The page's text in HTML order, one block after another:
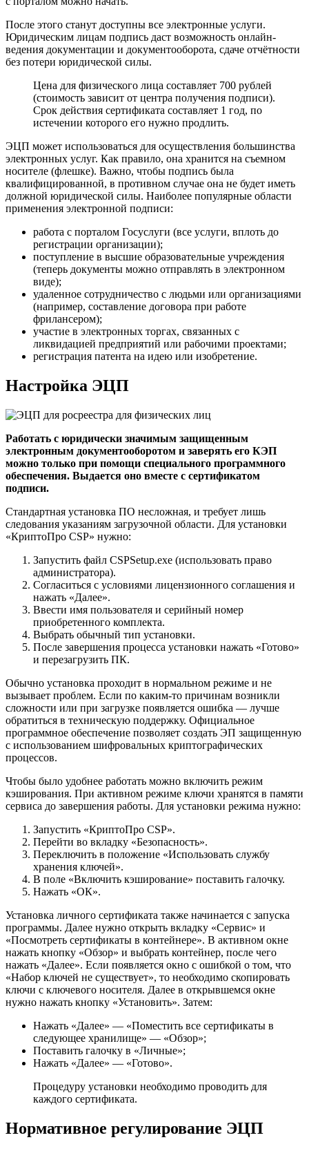
После этого станут доступны все электронные услуги.
Юридическим лицам подпись даст возможность онлайн-
ведения документации и документооборота, сдаче отчётности
без потери юридической силы.
Цена для физического лица составляет 700 рублей
(стоимость зависит от центра получения подписи).
Срок действия сертификата составляет 1 год, по
истечении которого его нужно продлить.
ЭЦП может использоваться для осуществления большинства
электронных услуг. Как правило, она хранится на съемном
носителе (флешке). Важно, чтобы подпись была
квалифицированной, в противном случае она не будет иметь
должной юридической силы. Наиболее популярные области
применения электронной подписи:
работа с порталом Госуслуги (все услуги, вплоть до
регистрации организации);
поступление в высшие образовательные учреждения
(теперь документы можно отправлять в электронном
виде);
удаленное сотрудничество с людьми или организациями
(например, составление договора при работе
фрилансером);
участие в электронных торгах, связанных с
ликвидацией предприятий или рабочими проектами;
регистрация патента на идею или изобретение.
Настройка ЭЦП
Работать с юридически значимым защищенным
электронным документооборотом и заверять его КЭП
можно только при помощи специального программного
обеспечения. Выдается оно вместе с сертификатом
подписи.
Стандартная установка ПО несложная, и требует лишь
следования указаниям загрузочной области. Для установки
«КриптоПро CSP» нужно:
Запустить файл CSPSetup.exe (использовать право
администратора).
Согласиться с условиями лицензионного соглашения и
нажать «Далее».
Ввести имя пользователя и серийный номер
приобретенного комплекта.
Выбрать обычный тип установки.
После завершения процесса установки нажать «Готово»
и перезагрузить ПК.
Обычно установка проходит в нормальном режиме и не
вызывает проблем. Если по каким-то причинам возникли
сложности или при загрузке появляется ошибка — лучше
обратиться в техническую поддержку. Официальное
программное обеспечение позволяет создать ЭП защищенную
с использованием шифровальных криптографических
процессов.
Чтобы было удобнее работать можно включить режим
кэширования. При активном режиме ключи хранятся в памяти
сервиса до завершения работы. Для установки режима нужно:
Запустить «КриптоПро CSP».
Перейти во вкладку «Безопасность».
Переключить в положение «Использовать службу
хранения ключей».
В поле «Включить кэширование» поставить галочку.
Нажать «ОК».
Установка личного сертификата также начинается с запуска
программы. Далее нужно открыть вкладку «Сервис» и
«Посмотреть сертификаты в контейнере». В активном окне
нажать кнопку «Обзор» и выбрать контейнер, после чего
нажать «Далее». Если появляется окно с ошибкой о том, что
«Набор ключей не существует», то необходимо скопировать
ключи с ключевого носителя. Далее в открывшемся окне
нужно нажать кнопку «Установить». Затем:
Нажать «Далее» — «Поместить все сертификаты в
следующее хранилище» — «Обзор»;
Поставить галочку в «Личные»;
Нажать «Далее» — «Готово».
Процедуру установки необходимо проводить для
каждого сертификата.
Нормативное регулирование ЭЦП